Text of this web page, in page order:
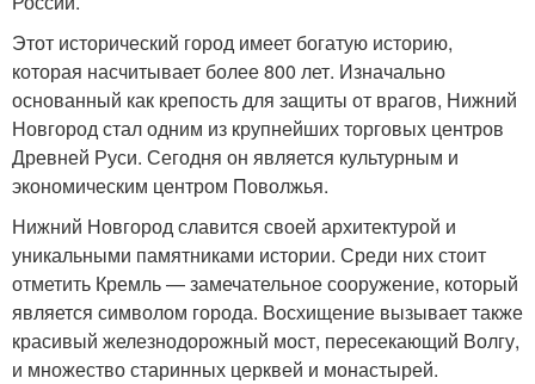
Этот исторический город имеет богатую историю,
которая насчитывает более 800 лет. Изначально
основанный как крепость для защиты от врагов, Нижний
Новгород стал одним из крупнейших торговых центров
Древней Руси. Сегодня он является культурным и
экономическим центром Поволжья.
Нижний Новгород славится своей архитектурой и
уникальными памятниками истории. Среди них стоит
отметить Кремль — замечательное сооружение, который
является символом города. Восхищение вызывает также
красивый железнодорожный мост, пересекающий Волгу,
и множество старинных церквей и монастырей.